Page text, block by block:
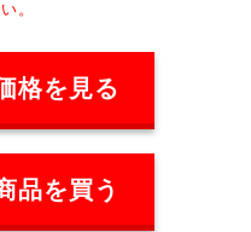
。
格を見る
品を買う